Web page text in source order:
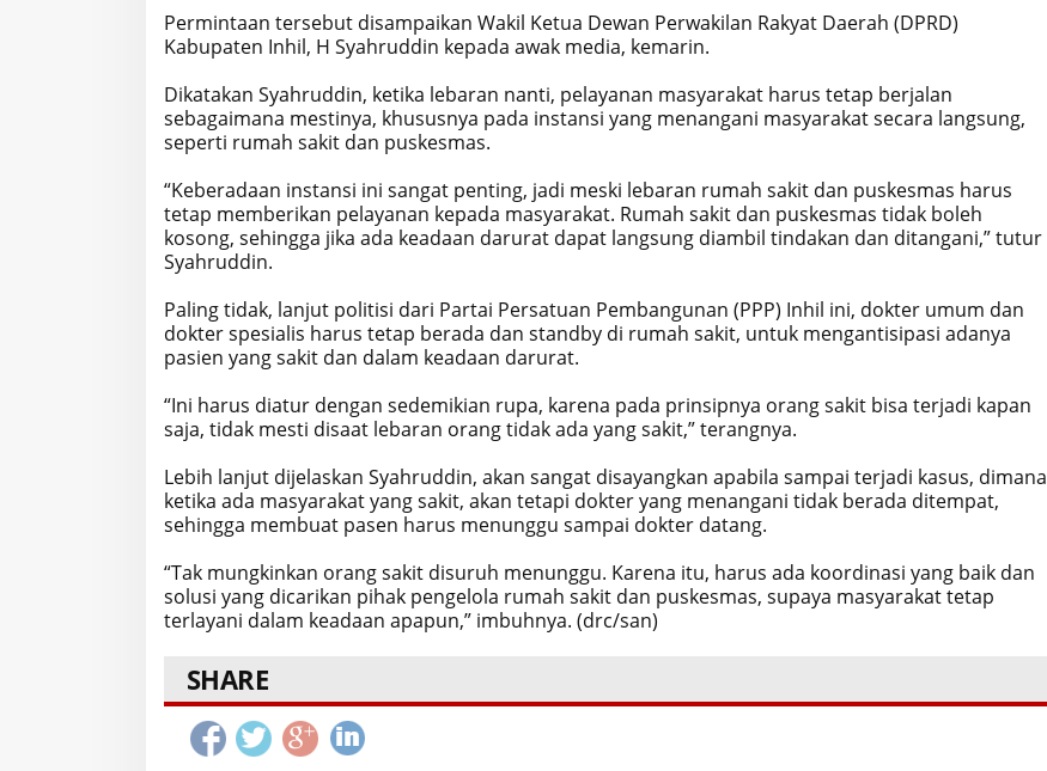
Permintaan tersebut disampaikan Wakil Ketua Dewan Perwakilan Rakyat Daerah (DPRD)
Kabupaten Inhil, H Syahruddin kepada awak media, kemarin.
Dikatakan Syahruddin, ketika lebaran nanti, pelayanan masyarakat harus tetap berjalan
sebagaimana mestinya, khususnya pada instansi yang menangani masyarakat secara langsung,
seperti rumah sakit dan puskesmas.
“Keberadaan instansi ini sangat penting, jadi meski lebaran rumah sakit dan puskesmas harus
tetap memberikan pelayanan kepada masyarakat. Rumah sakit dan puskesmas tidak boleh
kosong, sehingga jika ada keadaan darurat dapat langsung diambil tindakan dan ditangani,” tutur
Syahruddin.
Paling tidak, lanjut politisi dari Partai Persatuan Pembangunan (PPP) Inhil ini, dokter umum dan
dokter spesialis harus tetap berada dan standby di rumah sakit, untuk mengantisipasi adanya
pasien yang sakit dan dalam keadaan darurat.
“Ini harus diatur dengan sedemikian rupa, karena pada prinsipnya orang sakit bisa terjadi kapan
saja, tidak mesti disaat lebaran orang tidak ada yang sakit,” terangnya.
Lebih lanjut dijelaskan Syahruddin, akan sangat disayangkan apabila sampai terjadi kasus, dimana
ketika ada masyarakat yang sakit, akan tetapi dokter yang menangani tidak berada ditempat,
sehingga membuat pasen harus menunggu sampai dokter datang.
“Tak mungkinkan orang sakit disuruh menunggu. Karena itu, harus ada koordinasi yang baik dan
solusi yang dicarikan pihak pengelola rumah sakit dan puskesmas, supaya masyarakat tetap
terlayani dalam keadaan apapun,” imbuhnya. (drc/san)
SHARE